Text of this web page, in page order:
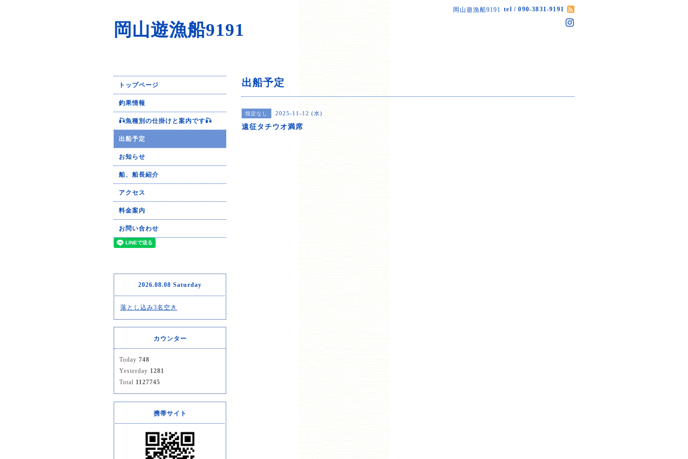
岡山遊漁船9191 tel / 090-3831-9191
岡山遊漁船9191
出船予定
指定なし 2025-11-12 (水)
遠征タチウオ満席
トップページ
釣果情報
🎣魚種別の仕掛けと案内です🎣
出船予定
お知らせ
船、船長紹介
アクセス
料金案内
お問い合わせ
2026.08.08 Saturday
落とし込み3名空き
カウンター
Today 748
Yesterday 1281
Total 1127745
携帯サイト